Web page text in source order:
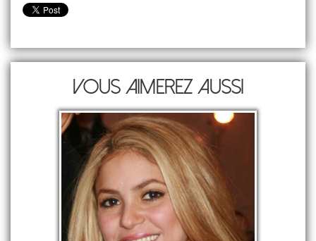
Vous aimerez aussi